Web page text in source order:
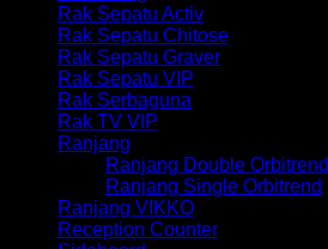
Rak Sepatu Activ
Rak Sepatu Chitose
Rak Sepatu Graver
Rak Sepatu VIP
Rak Serbaguna
Rak TV VIP
Ranjang
Ranjang Double Orbitrend
Ranjang Single Orbitrend
Ranjang VIKKO
Reception Counter